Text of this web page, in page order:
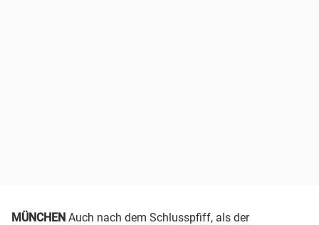
MÜNCHEN Auch nach dem Schlusspfiff, als der